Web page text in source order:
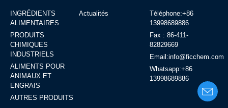
INGRÉDIENTS
ALIMENTAIRES
PRODUITS
CHIMIQUES
INDUSTRIELS
ALIMENTS POUR
ANIMAUX ET
ENGRAIS
AUTRES PRODUITS
Actualités
Téléphone:+86
13998689886
Fax : 86-411-
82829669
Email:info@ficchem.com
Whatsapp:+86
13998689886